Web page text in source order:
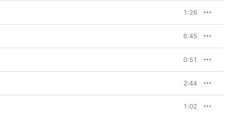
1:26
6:45
0:51
2:44
1:02